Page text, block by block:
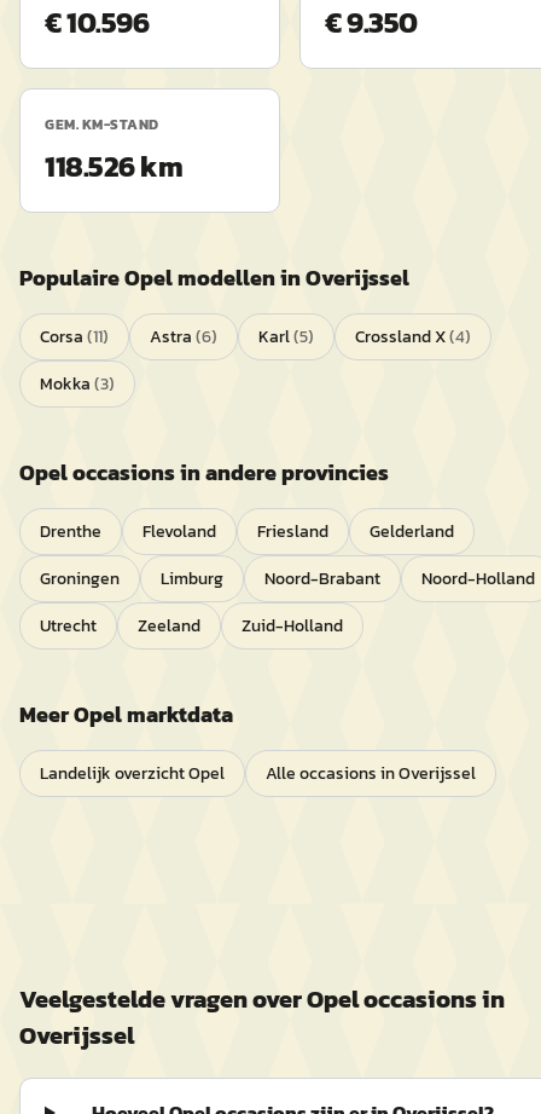
€ 10.596 € 9.350
GEM. KM-STAND
118.526 km
PopulaireOpelmodellen inOverijssel
Corsa(11) Astra(6) Karl(5) Crossland X(4)
Mokka(3)
Opeloccasions in andere provincies
Drenthe Flevoland Friesland
Gelderland
Groningen
Limburg Noord-Brabant
Noord-Holland
Utrecht
Zeeland Zuid-Holland
MeerOpelmarktdata
Landelijk overzichtOpel Alle occasions inOverijssel
Veelgestelde vragen overOpeloccasions in
Overijssel